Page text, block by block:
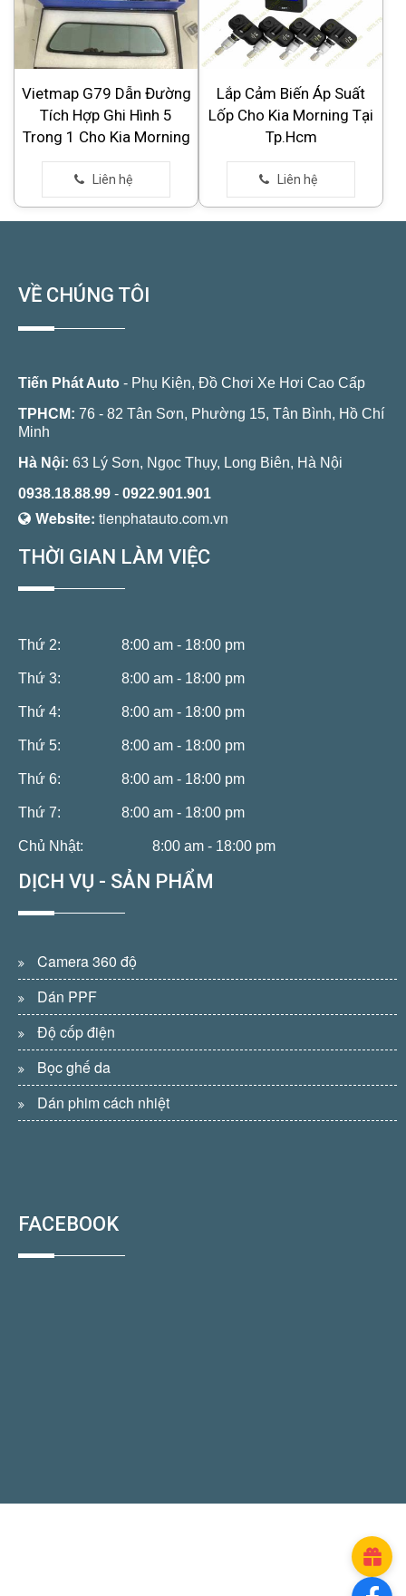
Vietmap G79 Dẫn Đường
Tích Hợp Ghi Hình 5
Trong 1 Cho Kia Morning
Lắp Cảm Biến Áp Suất
Lốp Cho Kia Morning Tại
Tp.Hcm
VỀ CHÚNG TÔI
Tiến Phát Auto - Phụ Kiện, Đồ Chơi Xe Hơi Cao Cấp
TPHCM: 76 - 82 Tân Sơn, Phường 15, Tân Bình, Hồ Chí
Minh
Hà Nội: 63 Lý Sơn, Ngọc Thụy, Long Biên, Hà Nội
0938.18.88.99 - 0922.901.901
Website: tienphatauto.com.vn
THỜI GIAN LÀM VIỆC
Thứ 2: 8:00 am - 18:00 pm
Thứ 3: 8:00 am - 18:00 pm
Thứ 4: 8:00 am - 18:00 pm
Thứ 5: 8:00 am - 18:00 pm
Thứ 6: 8:00 am - 18:00 pm
Thứ 7: 8:00 am - 18:00 pm
Chủ Nhật: 8:00 am - 18:00 pm
DỊCH VỤ - SẢN PHẨM
Camera 360 độ
Dán PPF
Độ cốp điện
Bọc ghế da
Dán phim cách nhiệt
FACEBOOK